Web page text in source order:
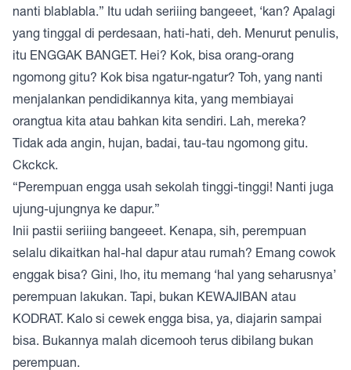
nanti blablabla.” Itu udah seriiing bangeeet, ‘kan? Apalagi
yang tinggal di perdesaan, hati-hati, deh. Menurut penulis,
itu ENGGAK BANGET. Hei? Kok, bisa orang-orang
ngomong gitu? Kok bisa ngatur-ngatur? Toh, yang nanti
menjalankan pendidikannya kita, yang membiayai
orangtua kita atau bahkan kita sendiri. Lah, mereka?
Tidak ada angin, hujan, badai, tau-tau ngomong gitu.
Ckckck.
“Perempuan engga usah sekolah tinggi-tinggi! Nanti juga
ujung-ujungnya ke dapur.”
Inii pastii seriiing bangeeet. Kenapa, sih, perempuan
selalu dikaitkan hal-hal dapur atau rumah? Emang cowok
enggak bisa? Gini, lho, itu memang ‘hal yang seharusnya’
perempuan lakukan. Tapi, bukan KEWAJIBAN atau
KODRAT. Kalo si cewek engga bisa, ya, diajarin sampai
bisa. Bukannya malah dicemooh terus dibilang bukan
perempuan.